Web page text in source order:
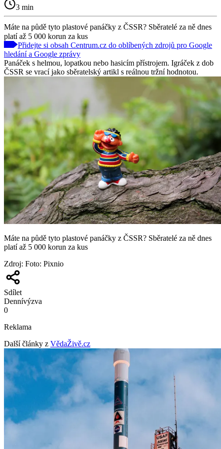
3 min
Máte na půdě tyto plastové panáčky z ČSSR? Sběratelé za ně dnes
platí až 5 000 korun za kus
Přidejte si obsah Centrum.cz do oblíbených zdrojů pro Google
hledání a Google zprávy
Panáček s helmou, lopatkou nebo hasicím přístrojem. Igráček z dob
ČSSR se vrací jako sběratelský artikl s reálnou tržní hodnotou.
Máte na půdě tyto plastové panáčky z ČSSR? Sběratelé za ně dnes
platí až 5 000 korun za kus
Zdroj: Foto: Pixnio
Sdílet
Dennívýzva
0
Reklama
Další články z VědaŽivě.cz